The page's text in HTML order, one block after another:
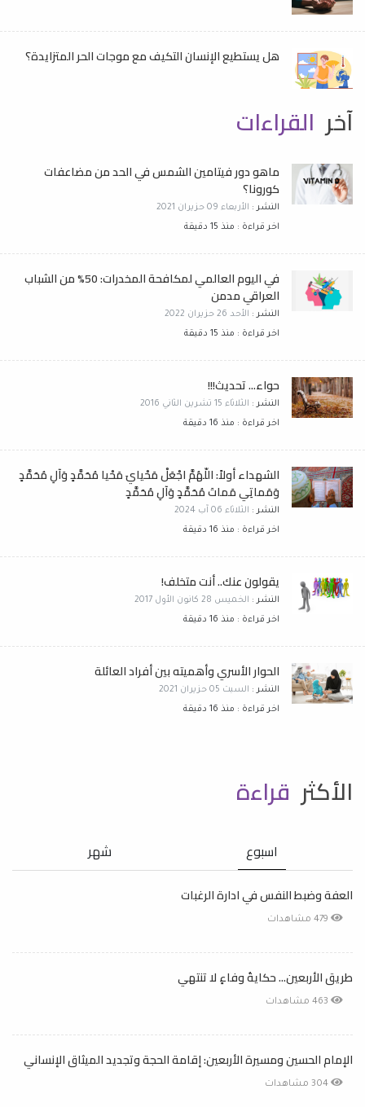
هل يستطيع الإنسان التكيف مع موجات الحر المتزايدة؟
آخر القراءات
ماهو دور فيتامين الشمس في الحد من مضاعفات
كورونا؟
النشر : الأربعاء 09 حزيران 2021
اخر قراءة : منذ 15 دقيقة
في اليوم العالمي لمكافحة المخدرات: 50% من الشباب
العراقي مدمن
النشر : الأحد 26 حزيران 2022
اخر قراءة : منذ 15 دقيقة
حواء... تحديث!!!
النشر : الثلاثاء 15 تشرين الثاني 2016
اخر قراءة : منذ 16 دقيقة
الشهداء أولاً: اللّهُمَّ اجْعَلْ مَحْيايَ مَحْيا مُحَمَّدٍ وَآلِ مُحَمَّدٍ
وَمَماتِي مَماتَ مُحَمَّدٍ وَآلِ مُحَمَّدٍ
النشر : الثلاثاء 06 آب 2024
اخر قراءة : منذ 16 دقيقة
يقولون عنك.. أنت متخلف!
النشر : الخميس 28 كانون الأول 2017
اخر قراءة : منذ 16 دقيقة
الحوار الأسري وأهميته بين أفراد العائلة
النشر : السبت 05 حزيران 2021
اخر قراءة : منذ 16 دقيقة
الأكثر قراءة
اسبوع شهر
العفة وضبط النفس في ادارة الرغبات
طريق الأربعين... حكايةُ وفاءٍ لا تنتهي
الإمام الحسين ومسيرة الأربعين: إقامة الحجة وتجديد الميثاق الإنساني